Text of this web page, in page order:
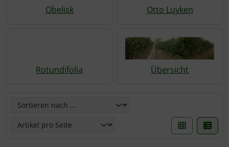
Obelisk Otto Luyken
Rotundifolia Übersicht